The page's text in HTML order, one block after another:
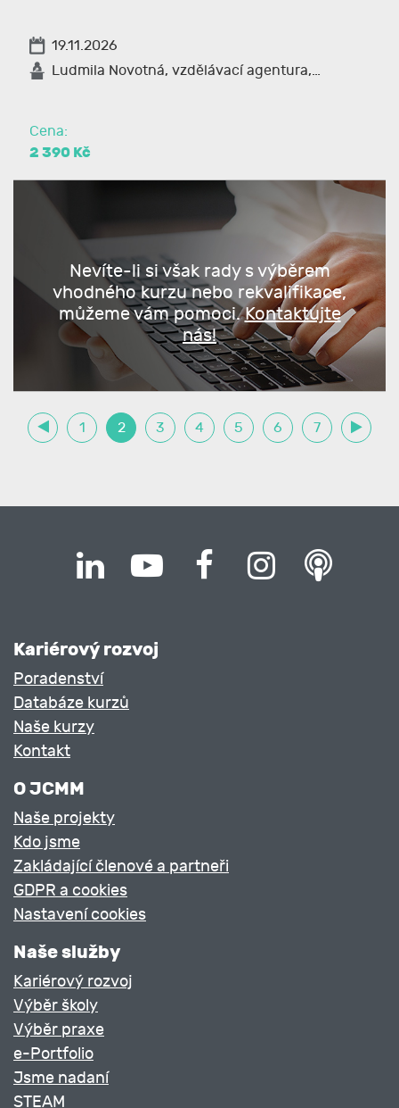
19.11.2026
Ludmila Novotná, vzdělávací agentura,…
Cena:
2 390 Kč
Nevíte-li si však rady s výběrem
vhodného kurzu nebo rekvalifikace,
můžeme vám pomoci.Kontaktujte
nás!
1 2 3 4 5 6 7
Kariérový rozvoj
Poradenství
Databáze kurzů
Naše kurzy
Kontakt
O JCMM
Naše projekty
Kdo jsme
Zakládající členové a partneři
GDPR a cookies
Nastavení cookies
Naše služby
Kariérový rozvoj
Výběr školy
Výběr praxe
e-Portfolio
Jsme nadaní
STEAM